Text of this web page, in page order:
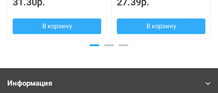
В корзину В корзину
Информация